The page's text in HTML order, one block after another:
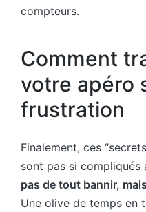
compteurs.
Comment
votre apéro
frustration
Finalement, ces
sont pas si compliqués
pas de tout bannir,
Une olive de temps en